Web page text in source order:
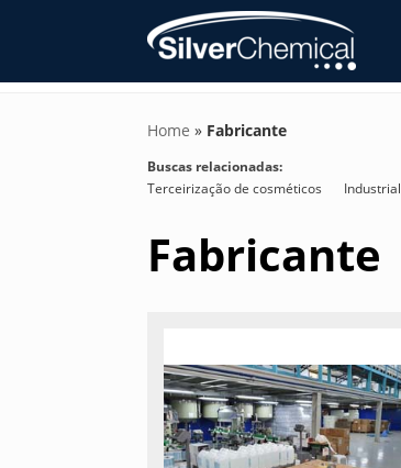
Home » Fabricante
Buscas relacionadas:
Terceirização de cosméticos
Fabricante